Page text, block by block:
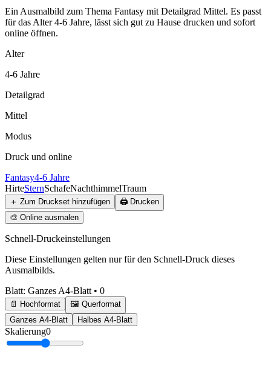
Ein Ausmalbild zum Thema Fantasy mit Detailgrad Mittel. Es passt
für das Alter 4-6 Jahre, lässt sich gut zu Hause drucken und sofort
online öffnen.
Alter
4-6 Jahre
Detailgrad
Mittel
Modus
Druck und online
Fantasy4-6 Jahre
HirteSternSchafeNachthimmelTraum
＋ Zum Druckset hinzufügen 🖨️ Drucken
🎨 Online ausmalen
Schnell-Druckeinstellungen
Diese Einstellungen gelten nur für den Schnell-Druck dieses
Ausmalbilds.
Blatt: Ganzes A4-Blatt • 0
📄 Hochformat
🖼️ Querformat
Ganzes A4-Blatt
Halbes A4-Blatt
Skalierung0